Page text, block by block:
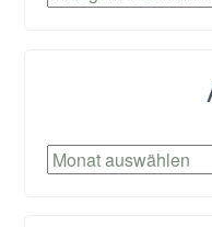
Archiv